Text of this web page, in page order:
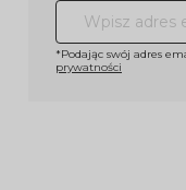
*Podając swój adres
prywatności